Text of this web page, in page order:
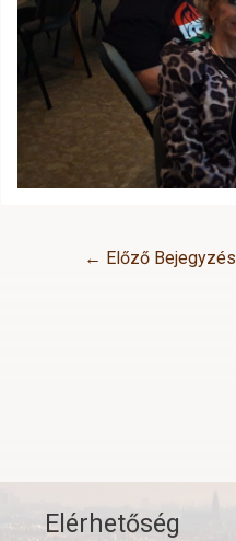
← Előző Bejegyzés
Elérhetőség